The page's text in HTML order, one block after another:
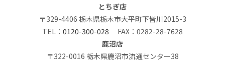
とちぎ店
〒329-4406 栃木県栃木市大平町下皆川2015-3
TEL： 0120-300-028 FAX：0282-28-7628
鹿沼店
〒322-0016 栃木県鹿沼市流通センター38